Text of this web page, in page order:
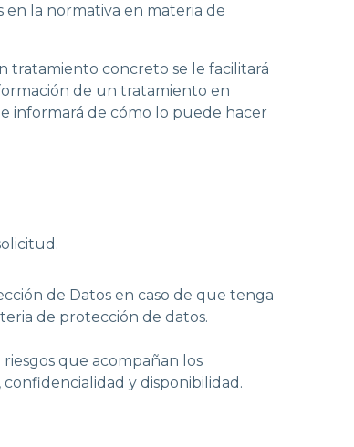
la normativa en materia de
tratamiento concreto se le facilitará
de un tratamiento en
informará de cómo lo puede hacer
de Datos en caso de que tenga
de protección de datos.
riesgos que acompañan los
y disponibilidad.